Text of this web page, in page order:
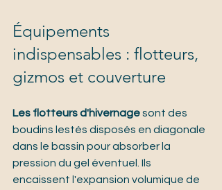
Équipements
indispensables : flotteurs,
gizmos et couverture
Les flotteurs d'hivernage sont des
boudins lestés disposés en diagonale
dans le bassin pour absorber la
pression du gel éventuel. Ils
encaissent l'expansion volumique de